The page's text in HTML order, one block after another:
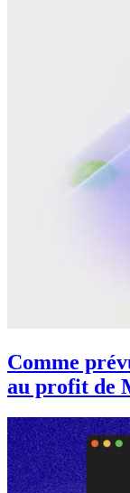
Comme
au profit de